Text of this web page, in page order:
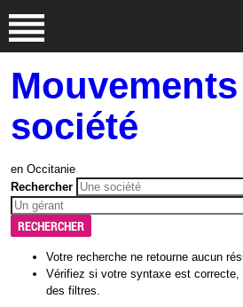
société
en Occitanie
Rechercher
Votre recherche ne retourne aucun
Vérifiez si votre syntaxe est
des filtres.